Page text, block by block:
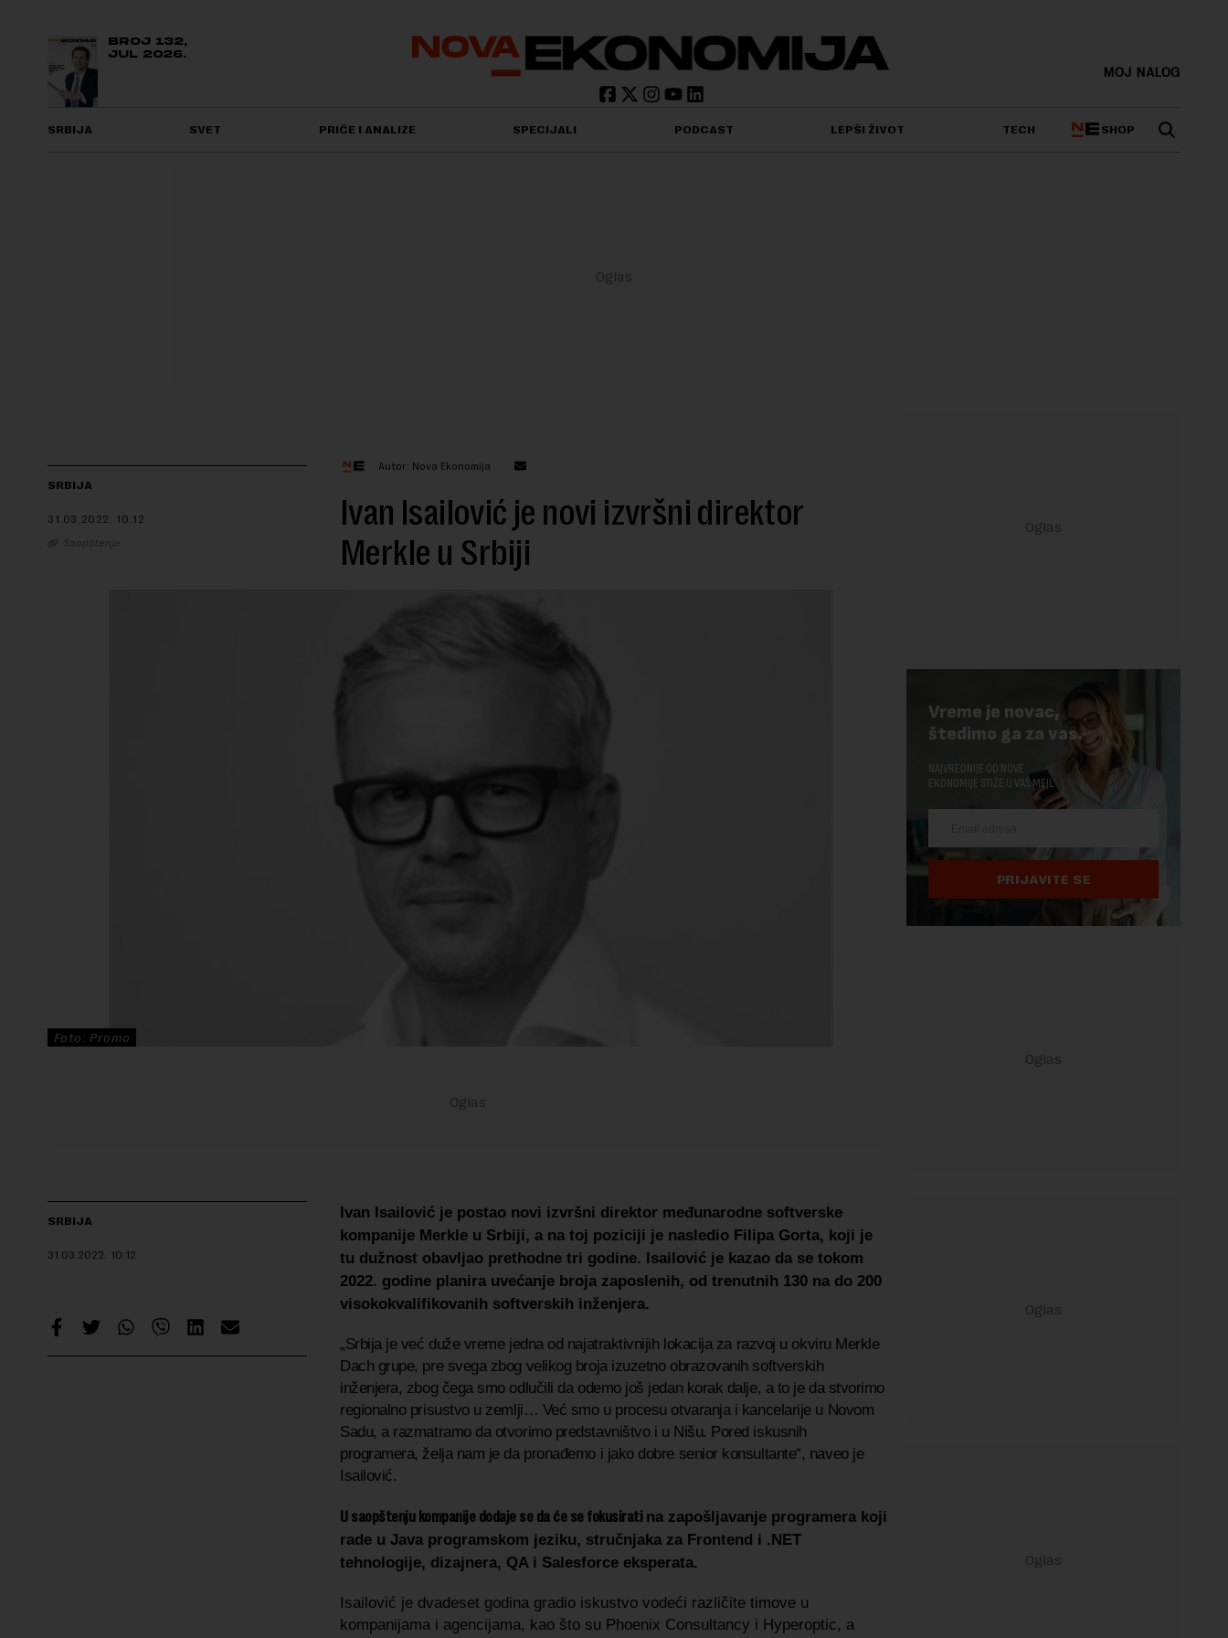
BROJ 132,
JUL 2026.
MOJ NALOG
SRBIJA SVET PRIČE I ANALIZE SPECIJALI PODCAST LEPŠI ŽIVOT TECH SHOP
SRBIJA
31.03.2022. 10:12
Saopštenje
Autor: Nova Ekonomija
Ivan Isailović je novi izvršni direktor
Merkle u Srbiji
Foto: Promo
SRBIJA
31.03.2022. 10:12
Ivan Isailović je postao novi izvršni direktor međunarodne softverske
kompanije Merkle u Srbiji, a na toj poziciji je nasledio Filipa Gorta, koji je
tu dužnost obavljao prethodne tri godine. Isailović je kazao da se tokom
2022. godine planira uvećanje broja zaposlenih, od trenutnih 130 na do 200
visokokvalifikovanih softverskih inženjera.
„Srbija je već duže vreme jedna od najatraktivnijih lokacija za razvoj u okviru Merkle
Dach grupe, pre svega zbog velikog broja izuzetno obrazovanih softverskih
inženjera, zbog čega smo odlučili da odemo još jedan korak dalje, a to je da stvorimo
regionalno prisustvo u zemlji… Već smo u procesu otvaranja i kancelarije u Novom
Sadu, a razmatramo da otvorimo predstavništvo i u Nišu. Pored iskusnih
programera, želja nam je da pronađemo i jako dobre senior konsultante“, naveo je
Isailović.
U saopštenju kompanije dodaje se da će se fokusirati na zapošljavanje programera koji
rade u Java programskom jeziku, stručnjaka za Frontend i .NET
tehnologije, dizajnera, QA i Salesforce eksperata.
Isailović je dvadeset godina gradio iskustvo vodeći različite timove u
kompanijama i agencijama, kao što su Phoenix Consultancy i Hyperoptic, a
Vreme je novac,
štedimo ga za vas.
NAJVREDNIJE OD NOVE
EKONOMIJE STIŽE U VAŠ MEJL.
PRIJAVITE SE